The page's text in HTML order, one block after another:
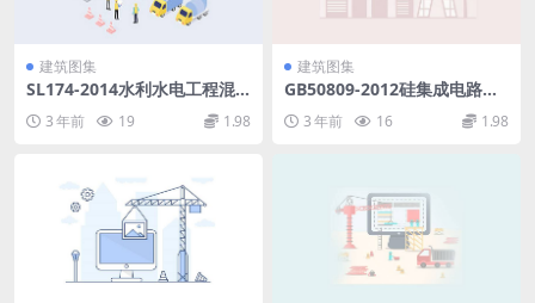
建筑图集
SL174-2014水利水电工程混
3 年前 19 1.98
建筑图集
GB50809-2012硅集成电路芯
3 年前 16 1.98